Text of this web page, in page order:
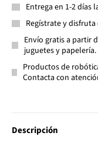
Entrega en 1-2 días
Regístrate y
Envío gratis a partir
juguetes y papelería.
Productos de
Contacta con
Descripción